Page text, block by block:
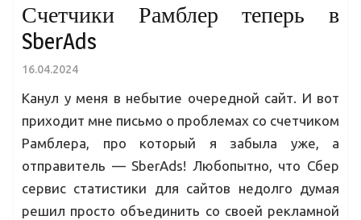
Счетчики Рамблер теперь в
SberAds
16.04.2024
Канул у меня в небытие очередной сайт. И вот
приходит мне письмо о проблемах со счетчиком
Рамблера, про который я забыла уже, а
отправитель — SberAds! Любопытно, что Сбер
сервис статистики для сайтов недолго думая
решил просто объединить со своей рекламной